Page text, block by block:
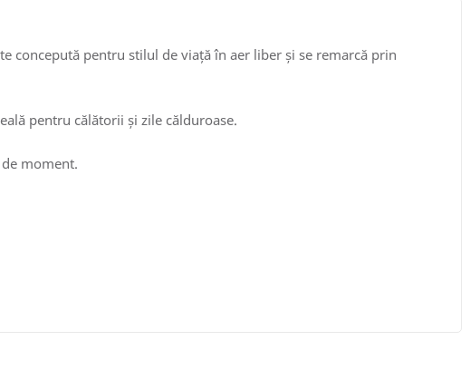
concepută pentru stilul de viață în aer liber și se remarcă prin
pentru călătorii și zile călduroase.
moment.